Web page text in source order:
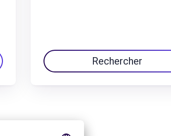
Rechercher